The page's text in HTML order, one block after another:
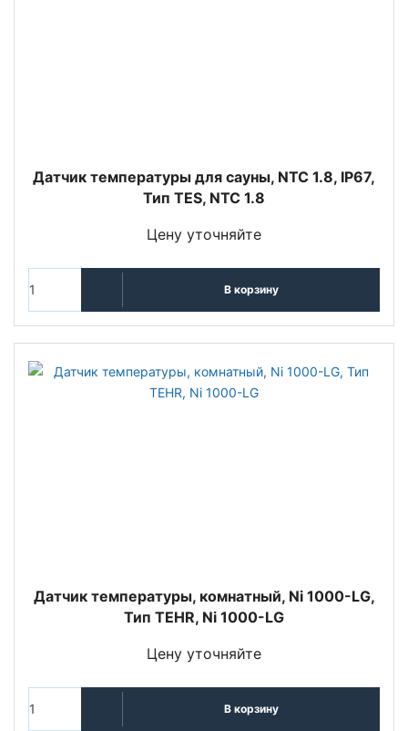
Датчик температуры для сауны, NTC 1.8, IP67,
Тип TES, NTC 1.8
Цену уточняйте
В корзину
Датчик температуры, комнатный, Ni 1000-LG,
Тип TEHR, Ni 1000-LG
Цену уточняйте
В корзину